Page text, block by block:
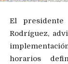
El presidente
Rodríguez,
horarios